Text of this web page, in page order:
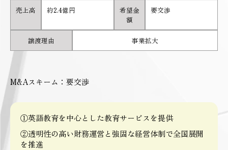
売上高 約2.4億円
希望金
額
要交渉
譲渡理由 事業拡大
M&Aスキーム：要交渉
①英語教育を中心とした教育サービスを提供
②透明性の高い財務運営と強固な経営体制で全国展開
を推進